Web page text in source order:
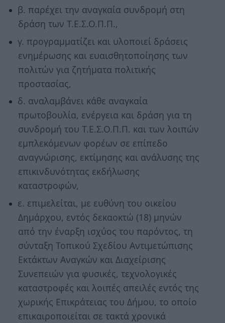
β. παρέχει την αναγκαία συνδρομή στη
δράση των Τ.Ε.Σ.Ο.Π.Π.,
γ. προγραμματίζει και υλοποιεί δράσεις
ενημέρωσης και ευαισθητοποίησης των
πολιτών για ζητήματα πολιτικής
προστασίας,
δ. αναλαμβάνει κάθε αναγκαία
πρωτοβουλία, ενέργεια και δράση για τη
συνδρομή του Τ.Ε.Σ.Ο.Π.Π. και των λοιπών
εμπλεκόμενων φορέων σε επίπεδο
αναγνώρισης, εκτίμησης και ανάλυσης της
επικινδυνότητας εκδήλωσης
καταστροφών,
ε. επιμελείται, με ευθύνη του οικείου
Δημάρχου, εντός δεκαοκτώ (18) μηνών
από την έναρξη ισχύος του παρόντος, τη
σύνταξη Τοπικού Σχεδίου Αντιμετώπισης
Εκτάκτων Αναγκών και Διαχείρισης
Συνεπειών για φυσικές, τεχνολογικές
καταστροφές και λοιπές απειλές εντός της
χωρικής Επικράτειας του Δήμου, το οποίο
επικαιροποιείται σε τακτά χρονικά